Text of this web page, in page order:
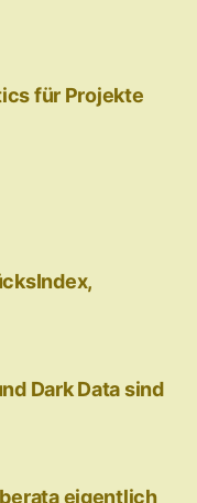
für Projekte
Dark Data sind
eigentlich